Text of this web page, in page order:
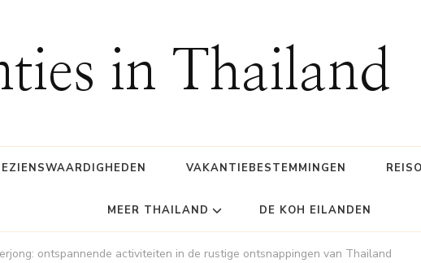
in Thailand
VAKANTIEBESTEMMINGEN
MEER THAILAND DE KOH EILANDEN
ontspannende activiteiten in de rustige ontsnappingen van Thailand